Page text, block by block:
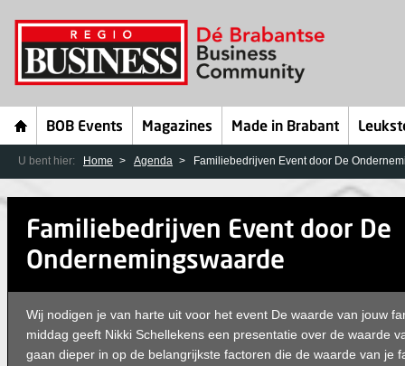
BOB Events Magazines Made in Brabant
U bent hier: Home Agenda Familiebedrijven Event door De
Familiebedrijven Event door De
Ondernemingswaarde
Wij nodigen je van harte uit voor het event De waarde van jouw
middag geeft Nikki Schellekens een presentatie over de waarde
gaan dieper in op de belangrijkste factoren die de waarde van je